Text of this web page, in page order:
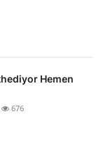
Hemen
676